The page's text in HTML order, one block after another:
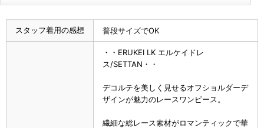
スタッフ着用の感想 普段サイズでOK
・・ERUKEI LK エルケイドレ
ス/SETTAN・・
デコルテを美しく見せるオフショルダーデ
ザインが魅力のレースワンピース。
繊細な総レース素材がロマンティックで華